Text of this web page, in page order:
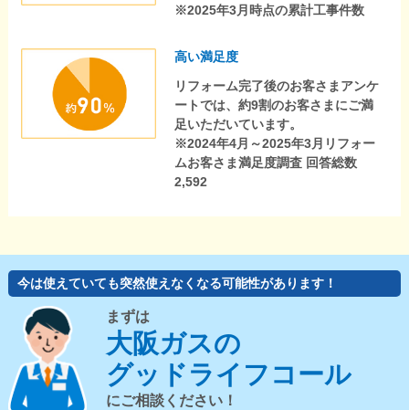
※2025年3月時点の累計工事件数
高い満足度
リフォーム完了後のお客さまアンケ
ートでは、約9割のお客さまにご満
足いただいています。
※2024年4月～2025年3月リフォー
ムお客さま満足度調査 回答総数
2,592
今は使えていても突然使えなくなる可能性があります！
まずは
大阪ガスの
グッドライフコール
にご相談ください！